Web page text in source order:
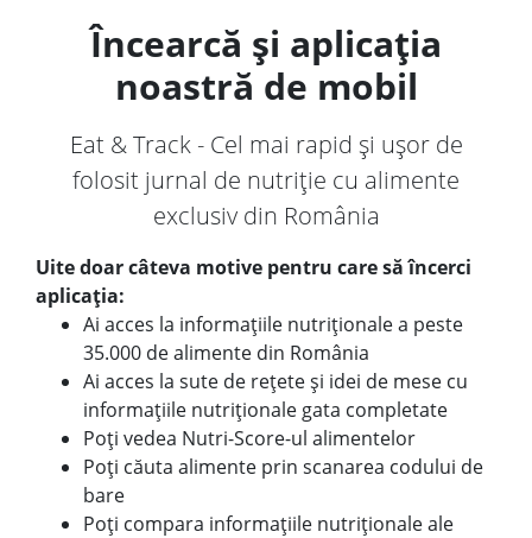
Încearcă și aplicația
noastră de mobil
Eat & Track - Cel mai rapid și ușor de
folosit jurnal de nutriție cu alimente
exclusiv din România
Uite doar câteva motive pentru care să încerci
aplicația:
Ai acces la informațiile nutriționale a peste
35.000 de alimente din România
Ai acces la sute de rețete și idei de mese cu
informațiile nutriționale gata completate
Poți vedea Nutri-Score-ul alimentelor
Poți căuta alimente prin scanarea codului de
bare
Poți compara informațiile nutriționale ale